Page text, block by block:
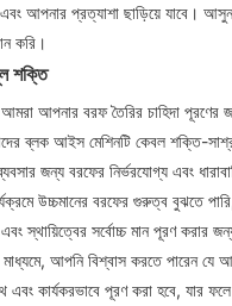
এবং আপনার প্রত্যাশা ছাড়িয়ে যাবে।
করি।
শক্তি
আপনার বরফ তৈরির চাহিদা পূরণের
ব্লক আইস মেশিনটি কেবল শক্তি-
জন্য বরফের নির্ভরযোগ্য এবং
উচ্চমানের বরফের গুরুত্ব বুঝতে
এবং স্থায়িত্বের সর্বোচ্চ মান পূরণ করার
মাধ্যমে, আপনি বিশ্বাস করতে পারেন যে
এবং কার্যকরভাবে পূরণ করা হবে, যার